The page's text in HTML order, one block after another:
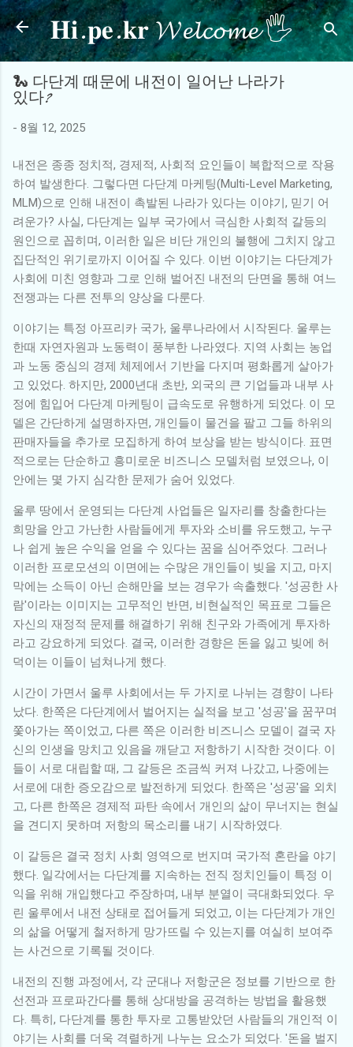
기본 콘텐츠로 건너뛰기
𝐇𝐢.𝐩𝐞.𝐤𝐫 𝓦𝓮𝓵𝓬𝓸𝓶𝓮 🖐
🐍 다단계 때문에 내전이 일어난 나라가
있다?
- 8월 12, 2025
내전은 종종 정치적, 경제적, 사회적 요인들이 복합적으로 작용
하여 발생한다. 그렇다면 다단계 마케팅(Multi-Level Marketing,
MLM)으로 인해 내전이 촉발된 나라가 있다는 이야기, 믿기 어
려운가? 사실, 다단계는 일부 국가에서 극심한 사회적 갈등의
원인으로 꼽히며, 이러한 일은 비단 개인의 불행에 그치지 않고
집단적인 위기로까지 이어질 수 있다. 이번 이야기는 다단계가
사회에 미친 영향과 그로 인해 벌어진 내전의 단면을 통해 여느
전쟁과는 다른 전투의 양상을 다룬다.
이야기는 특정 아프리카 국가, 울루나라에서 시작된다. 울루는
한때 자연자원과 노동력이 풍부한 나라였다. 지역 사회는 농업
과 노동 중심의 경제 체제에서 기반을 다지며 평화롭게 살아가
고 있었다. 하지만, 2000년대 초반, 외국의 큰 기업들과 내부 사
정에 힘입어 다단계 마케팅이 급속도로 유행하게 되었다. 이 모
델은 간단하게 설명하자면, 개인들이 물건을 팔고 그들 하위의
판매자들을 추가로 모집하게 하여 보상을 받는 방식이다. 표면
적으로는 단순하고 흥미로운 비즈니스 모델처럼 보였으나, 이
안에는 몇 가지 심각한 문제가 숨어 있었다.
울루 땅에서 운영되는 다단계 사업들은 일자리를 창출한다는
희망을 안고 가난한 사람들에게 투자와 소비를 유도했고, 누구
나 쉽게 높은 수익을 얻을 수 있다는 꿈을 심어주었다. 그러나
이러한 프로모션의 이면에는 수많은 개인들이 빚을 지고, 마지
막에는 소득이 아닌 손해만을 보는 경우가 속출했다. '성공한 사
람'이라는 이미지는 고무적인 반면, 비현실적인 목표로 그들은
자신의 재정적 문제를 해결하기 위해 친구와 가족에게 투자하
라고 강요하게 되었다. 결국, 이러한 경향은 돈을 잃고 빚에 허
덕이는 이들이 넘쳐나게 했다.
시간이 가면서 울루 사회에서는 두 가지로 나뉘는 경향이 나타
났다. 한쪽은 다단계에서 벌어지는 실적을 보고 '성공'을 꿈꾸며
쫓아가는 쪽이었고, 다른 쪽은 이러한 비즈니스 모델이 결국 자
신의 인생을 망치고 있음을 깨닫고 저항하기 시작한 것이다. 이
들이 서로 대립할 때, 그 갈등은 조금씩 커져 나갔고, 나중에는
서로에 대한 증오감으로 발전하게 되었다. 한쪽은 '성공'을 외치
고, 다른 한쪽은 경제적 파탄 속에서 개인의 삶이 무너지는 현실
을 견디지 못하며 저항의 목소리를 내기 시작하였다.
이 갈등은 결국 정치 사회 영역으로 번지며 국가적 혼란을 야기
했다. 일각에서는 다단계를 지속하는 전직 정치인들이 특정 이
익을 위해 개입했다고 주장하며, 내부 분열이 극대화되었다. 우
린 울루에서 내전 상태로 접어들게 되었고, 이는 다단계가 개인
의 삶을 어떻게 철저하게 망가뜨릴 수 있는지를 여실히 보여주
는 사건으로 기록될 것이다.
내전의 진행 과정에서, 각 군대나 저항군은 정보를 기반으로 한
선전과 프로파간다를 통해 상대방을 공격하는 방법을 활용했
다. 특히, 다단계를 통한 투자로 고통받았던 사람들의 개인적 이
야기는 사회를 더욱 격렬하게 나누는 요소가 되었다. '돈을 벌지